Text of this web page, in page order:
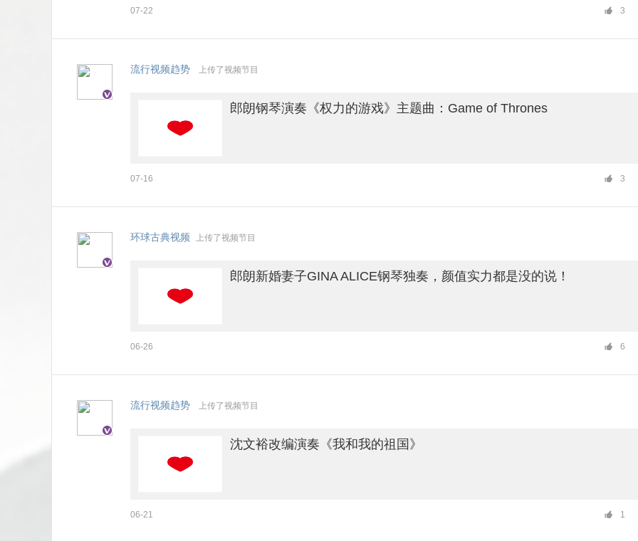
07-22 3
流行视频趋势 上传了视频节目
郎朗钢琴演奏《权力的游戏》主题曲：Game of Thrones
07-16 3
环球古典视频 上传了视频节目
郎朗新婚妻子GINA ALICE钢琴独奏，颜值实力都是没的说！
06-26 6
流行视频趋势 上传了视频节目
沈文裕改编演奏《我和我的祖国》
06-21 1